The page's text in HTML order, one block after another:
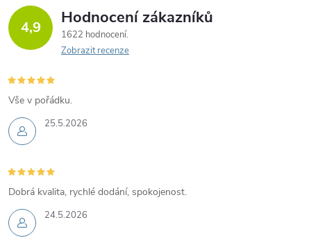
a
c
í
p
r
k
y
v
á
n
4,9 Hodnocení zákazníků
1622 hodnocení
Zobrazit recenze
25.5.2026
Vše v pořádku.
24.5.2026
Dobrá kvalita, rychlé dodání, spokojenost.